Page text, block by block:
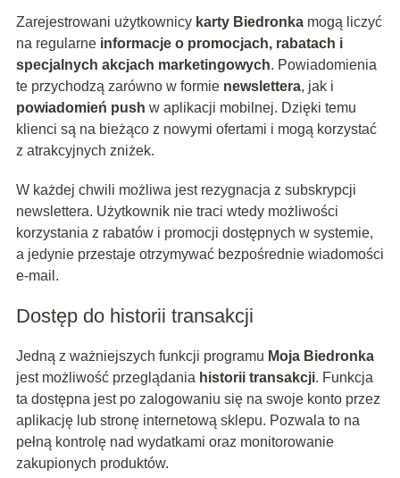
Zarejestrowani użytkownicy karty Biedronkamogą liczyć
na regularne informacje o promocjach, rabatach i
specjalnych akcjach marketingowych. Powiadomienia
te przychodzą zarówno w formie newslettera, jak i
powiadomień push w aplikacji mobilnej. Dzięki temu
klienci są na bieżąco z nowymi ofertami i mogą korzystać
z atrakcyjnych zniżek.
W każdej chwili możliwa jest rezygnacja z subskrypcji
newslettera. Użytkownik nie traci wtedy możliwości
korzystania z rabatów i promocji dostępnych w systemie,
a jedynie przestaje otrzymywać bezpośrednie wiadomości
e-mail.
Dostęp do historii transakcji
Jedną z ważniejszych funkcji programu Moja Biedronka
jest możliwość przeglądania historii transakcji. Funkcja
ta dostępna jest po zalogowaniu się na swoje konto przez
aplikację lub stronę internetową sklepu. Pozwala to na
pełną kontrolę nad wydatkami oraz monitorowanie
zakupionych produktów.